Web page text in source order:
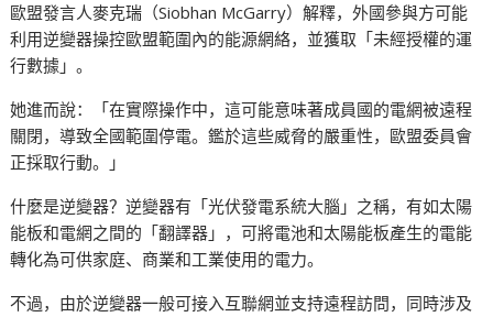
歐盟發言人麥克瑞（Siobhan McGarry）解釋，外國參與方可能
利用逆變器操控歐盟範圍內的能源網絡，並獲取「未經授權的運
行數據」。
她進而說：「在實際操作中，這可能意味著成員國的電網被遠程
關閉，導致全國範圍停電。鑑於這些威脅的嚴重性，歐盟委員會
正採取行動。」
什麼是逆變器？逆變器有「光伏發電系統大腦」之稱，有如太陽
能板和電網之間的「翻譯器」，可將電池和太陽能板產生的電能
轉化為可供家庭、商業和工業使用的電力。
不過，由於逆變器一般可接入互聯網並支持遠程訪問，同時涉及